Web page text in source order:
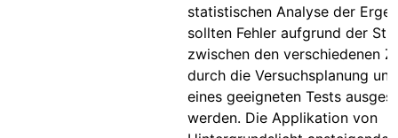
statistischen Analyse der
sollten Fehler aufgrund der
zwischen den verschiedenen
durch die Versuchsplanung
eines geeigneten Tests
werden. Die Applikation von